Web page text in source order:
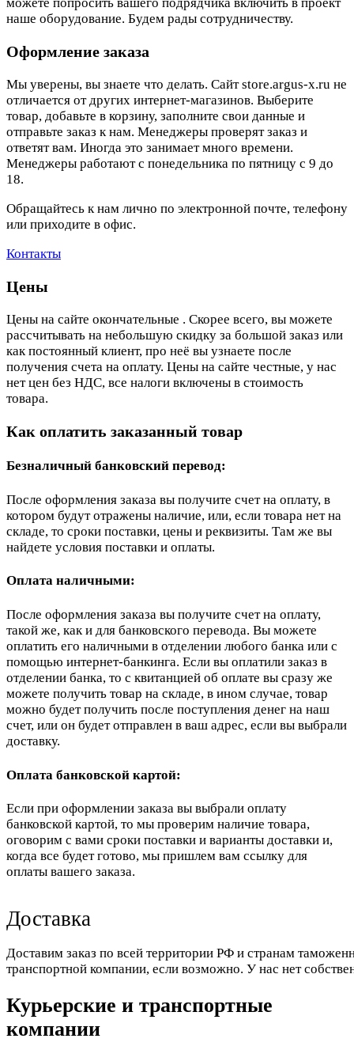
наше оборудование. Будем рады сотрудничеству.
Оформление заказа
Мы уверены, вы знаете что делать. Сайт store.argus-x.ru не
отличается от других интернет-магазинов. Выберите
товар, добавьте в корзину, заполните свои данные и
отправьте заказ к нам. Менеджеры проверят заказ и
ответят вам. Иногда это занимает много времени.
Менеджеры работают с понедельника по пятницу с 9 до
18.
Обращайтесь к нам лично по электронной почте, телефону
или приходите в офис.
Контакты
Цены
Цены на сайте окончательные . Скорее всего, вы можете
рассчитывать на небольшую скидку за большой заказ или
как постоянный клиент, про неё вы узнаете после
получения счета на оплату. Цены на сайте честные, у нас
нет цен без НДС, все налоги включены в стоимость
товара.
Как оплатить заказанный товар
Безналичный банковский перевод:
После оформления заказа вы получите счет на оплату, в
котором будут отражены наличие, или, если товара нет на
складе, то сроки поставки, цены и реквизиты. Там же вы
найдете условия поставки и оплаты.
Оплата наличными:
После оформления заказа вы получите счет на оплату,
такой же, как и для банковского перевода. Вы можете
оплатить его наличными в отделении любого банка или с
помощью интернет-банкинга. Если вы оплатили заказ в
отделении банка, то с квитанцией об оплате вы сразу же
можете получить товар на складе, в ином случае, товар
можно будет получить после поступления денег на наш
счет, или он будет отправлен в ваш адрес, если вы выбрали
доставку.
Оплата банковской картой:
Если при оформлении заказа вы выбрали оплату
банковской картой, то мы проверим наличие товара,
оговорим с вами сроки поставки и варианты доставки и,
когда все будет готово, мы пришлем вам ссылку для
оплаты вашего заказа.
Доставка
Доставим заказ по всей территории РФ и странам
транспортной компании, если возможно. У нас нет
Курьерские и транспортные
компании